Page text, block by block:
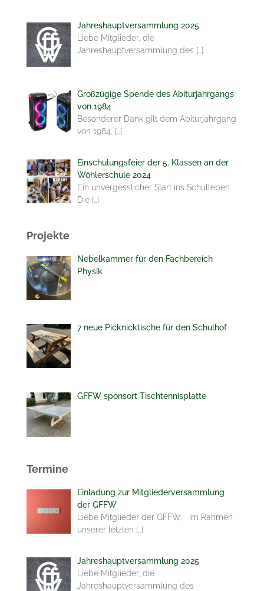
Jahreshauptversammlung 2025
Liebe Mitglieder, die
Jahreshauptversammlung des […]
Großzügige Spende des Abiturjahrgangs
von 1984
Besonderer Dank gilt dem Abiturjahrgang
von 1984, […]
Einschulungsfeier der 5. Klassen an der
Wöhlerschule 2024
Ein unvergesslicher Start ins Schulleben
Die […]
Projekte
Nebelkammer für den Fachbereich
Physik
7 neue Picknicktische für den Schulhof
GFFW sponsort Tischtennisplatte
Termine
Einladung zur Mitgliederversammlung
der GFFW
Liebe Mitglieder der GFFW, im Rahmen
unserer letzten […]
Jahreshauptversammlung 2025
Liebe Mitglieder, die
Jahreshauptversammlung des